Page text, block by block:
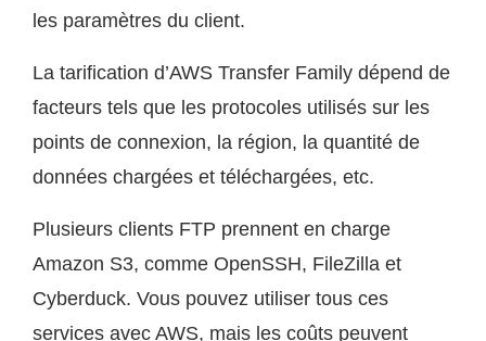
les paramètres du client.
La tarification d’AWS Transfer Family dépend de
facteurs tels que les protocoles utilisés sur les
points de connexion, la région, la quantité de
données chargées et téléchargées, etc.
Plusieurs clients FTP prennent en charge
Amazon S3, comme OpenSSH, FileZilla et
Cyberduck. Vous pouvez utiliser tous ces
services avec AWS, mais les coûts peuvent